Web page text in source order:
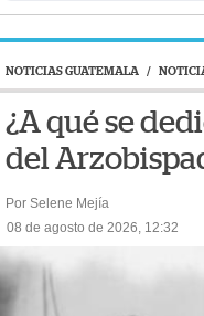
NOTICIAS GUATEMALA /
¿A qué se
del
Por Selene Mejía
08 de agosto de 2026, 12:32